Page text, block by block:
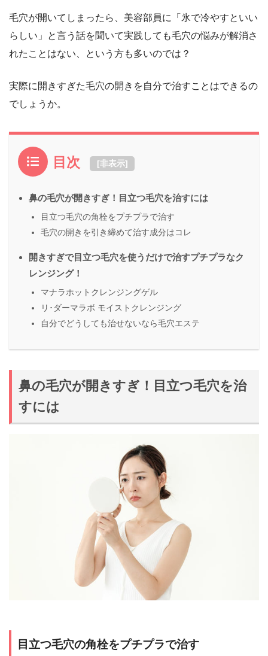
毛穴が開いてしまったら、美容部員に「氷で冷やすといい
らしい」と言う話を聞いて実践しても毛穴の悩みが解消さ
れたことはない、という方も多いのでは？
実際に開きすぎた毛穴の開きを自分で治すことはできるの
でしょうか。
目次 [非表示]
鼻の毛穴が開きすぎ！目立つ毛穴を治すには
目立つ毛穴の角栓をプチプラで治す
毛穴の開きを引き締めて治す成分はコレ
開きすぎで目立つ毛穴を使うだけで治すプチプラなク
レンジング！
マナラホットクレンジングゲル
リ･ダーマラボ モイストクレンジング
自分でどうしても治せないなら毛穴エステ
鼻の毛穴が開きすぎ！目立つ毛穴を治
すには
目立つ毛穴の角栓をプチプラで治す